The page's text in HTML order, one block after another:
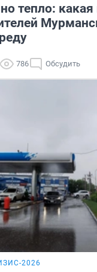
тепло: какая
786 Обсудить
2026